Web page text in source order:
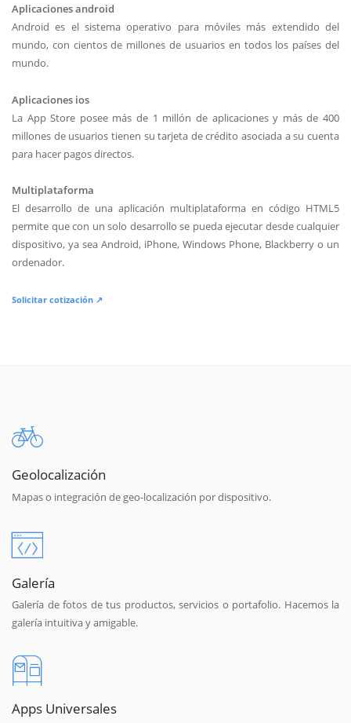
Aplicaciones android
Android es el sistema operativo para móviles más extendido del
mundo, con cientos de millones de usuarios en todos los países del
mundo.
Aplicaciones ios
La App Store posee más de 1 millón de aplicaciones y más de 400
millones de usuarios tienen su tarjeta de crédito asociada a su cuenta
para hacer pagos directos.
Multiplataforma
El desarrollo de una aplicación multiplataforma en código HTML5
permite que con un solo desarrollo se pueda ejecutar desde cualquier
dispositivo, ya sea Android, iPhone, Windows Phone, Blackberry o un
ordenador.
Solicitar cotización ↗
Geolocalización
Mapas o integración de geo-localización por dispositivo.
Galería
Galería de fotos de tus productos, servicios o portafolio. Hacemos la
galería intuitiva y amigable.
Apps Universales